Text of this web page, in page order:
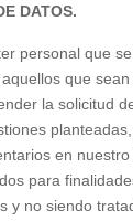
DATOS.
personal que
que
la solicitud
en
para
y no siendo